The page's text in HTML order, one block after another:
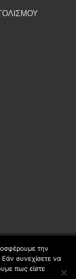
του
και
δικαιωμάτων.
την
Εάν συνεχίσετε να
πως είστε